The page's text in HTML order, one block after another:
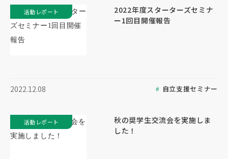
2022年度スターターズセミナ
ー1回目開催報告
2022.12.08 自立支援セミナー
活動レポート
秋の奨学生交流会を実施しま
した！
活動レポート